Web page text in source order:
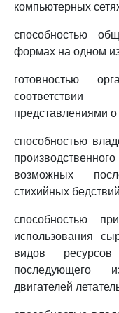
компьютерных
способностью
формах на одном
готовностью
представлениями
способностью
возможных
стихийных
способностью
использования
видов
последующего
двигателей